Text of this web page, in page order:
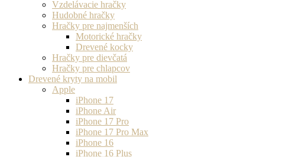
Vzdelávacie hračky
Hudobné hračky
Hračky pre najmenších
Motorické hračky
Drevené kocky
Hračky pre dievčatá
Hračky pre chlapcov
Drevené kryty na mobil
Apple
iPhone 17
iPhone Air
iPhone 17 Pro
iPhone 17 Pro Max
iPhone 16
iPhone 16 Plus